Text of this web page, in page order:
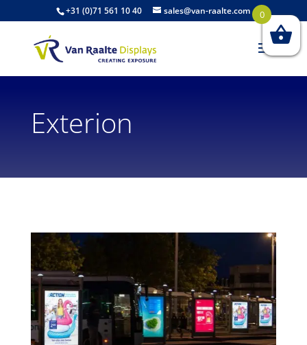
+31 (0)71 561 10 40 sales@van-raalte.com
Exterion
0